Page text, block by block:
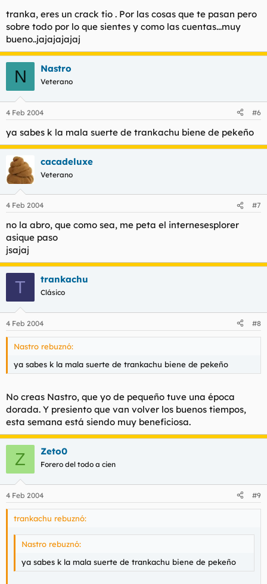
tranka, eres un crack tio . Por las cosas que te pasan pero
sobre todo por lo que sientes y como las cuentas...muy
bueno..jajajajajaj
N Nastro
Veterano
4 Feb 2004 #6
ya sabes k la mala suerte de trankachu biene de pekeño
cacadeluxe
Veterano
4 Feb 2004 #7
no la abro, que como sea, me peta el internesesplorer
asique paso
jsajaj
T trankachu
Clásico
4 Feb 2004 #8
Nastro rebuznó:
ya sabes k la mala suerte de trankachu biene de pekeño
No creas Nastro, que yo de pequeño tuve una época
dorada. Y presiento que van volver los buenos tiempos,
esta semana está siendo muy beneficiosa.
Z Zeto0
Forero del todo a cien
4 Feb 2004 #9
trankachu rebuznó:
Nastro rebuznó:
ya sabes k la mala suerte de trankachu biene de pekeño